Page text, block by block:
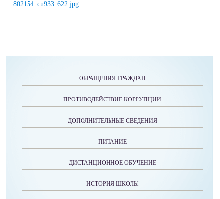
ОБРАЩЕНИЯ ГРАЖДАН
ПРОТИВОДЕЙСТВИЕ КОРРУПЦИИ
ДОПОЛНИТЕЛЬНЫЕ СВЕДЕНИЯ
ПИТАНИЕ
ДИСТАНЦИОННОЕ ОБУЧЕНИЕ
ИСТОРИЯ ШКОЛЫ